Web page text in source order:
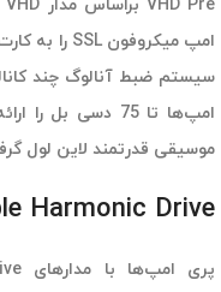
سیستم ضبط آنالوگ چند
امپ‌ها تا 75 دسی
موسیقی قدرتمند لاین لول
Harmonic Drive